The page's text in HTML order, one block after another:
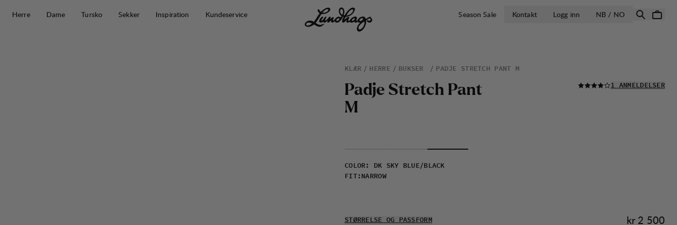
Herre
Dame Tursko Sekker Inspiration Kundeservice Season Sale Kontakt Logg inn NB / NOÅPNE VELG
KLÆR HERRE BUKSER PADJE STRETCH PANT M
Padje Stretch Pant
M
LES ALLE
1 ANMELDELSER
COLOR :
DK SKY BLUE/BLACK
FIT: NARROW
STØRRELSE OG PASSFORM Pris:
kr 2 500